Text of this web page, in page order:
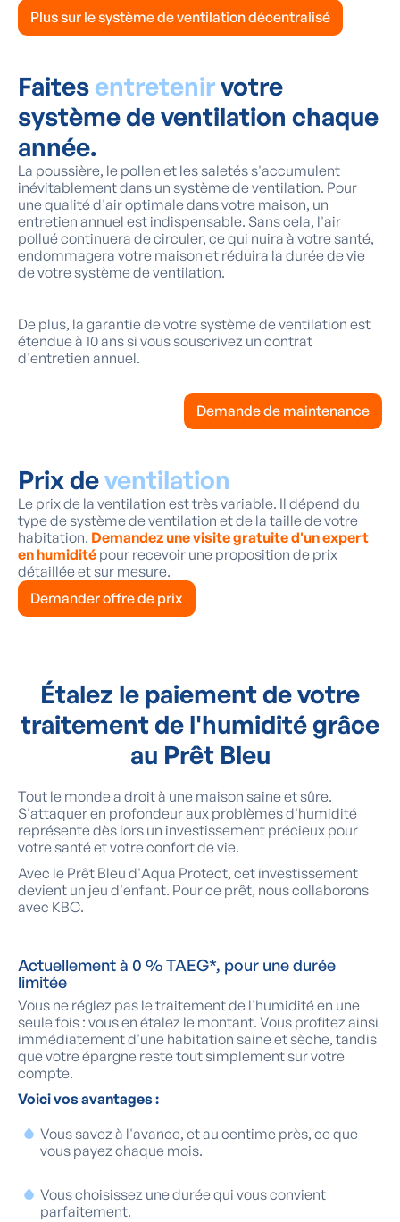
Plus sur le système de ventilation décentralisé
Faites entretenirvotre
système de ventilation chaque
année.
La poussière, le pollen et les saletés s'accumulent
inévitablement dans un système de ventilation. Pour
une qualité d'air optimale dans votre maison, un
entretien annuel est indispensable. Sans cela, l'air
pollué continuera de circuler, ce qui nuira à votre santé,
endommagera votre maison et réduira la durée de vie
de votre système de ventilation.
De plus, la garantie de votre système de ventilation est
étendue à 10 ans si vous souscrivez un contrat
d'entretien annuel.
Demande de maintenance
Prix deventilation
Le prix de la ventilation est très variable. Il dépend du
type de système de ventilation et de la taille de votre
habitation. Demandez une visite gratuite d'un expert
en humidité pour recevoir une proposition de prix
détaillée et sur mesure.
Demander offre de prix
Étalez le paiement de votre
traitement de l'humidité grâce
au Prêt Bleu
Tout le monde a droit à une maison saine et sûre.
S'attaquer en profondeur aux problèmes d'humidité
représente dès lors un investissement précieux pour
votre santé et votre confort de vie.
Avec le Prêt Bleu d'Aqua Protect, cet investissement
devient un jeu d'enfant. Pour ce prêt, nous collaborons
avec KBC.
Actuellement à 0 % TAEG*, pour une durée
limitée
Vous ne réglez pas le traitement de l'humidité en une
seule fois : vous en étalez le montant. Vous profitez ainsi
immédiatement d'une habitation saine et sèche, tandis
que votre épargne reste tout simplement sur votre
compte.
Voici vos avantages :
Vous savez à l'avance, et au centime près, ce que
vous payez chaque mois.
Vous choisissez une durée qui vous convient
parfaitement.